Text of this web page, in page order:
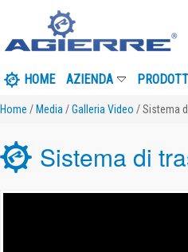
HOME AZIENDA
Home / Media /Galleria Video / Sistema
Sistema di